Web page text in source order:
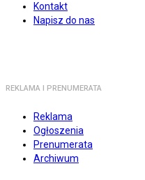
Kontakt
Napisz do nas
REKLAMA I PRENUMERATA
Reklama
Ogłoszenia
Prenumerata
Archiwum